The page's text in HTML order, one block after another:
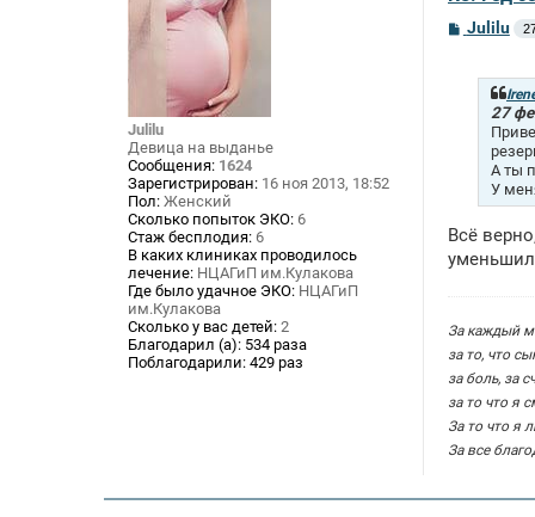
Julilu
Девица на выданье
Сообщения: 1624
Зарегистрирован: 16 ноя 2013, 18:52
Пол: Женский
Сколько попыток ЭКО: 6
Стаж бесплодия: 6
В каких клиниках проводилось
лечение: НЦАГиП им.Кулакова
Где было удачное ЭКО: НЦАГиП
им.Кулакова
Сколько у вас детей: 2
Благодарил (а): 534 раза
Поблагодарили: 429 раз
Julilu
27
А ты
У
Всё
За каждый
за то, что
за боль, за
за то что я
За то что я
За все